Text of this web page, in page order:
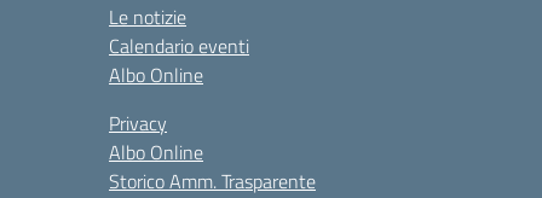
Le notizie
Calendario eventi
Albo Online
Privacy
Albo Online
Storico Amm. Trasparente